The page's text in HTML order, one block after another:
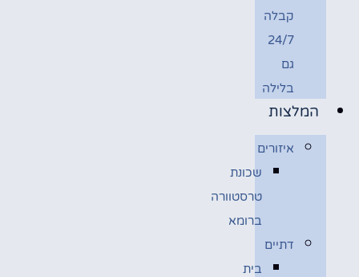
קבלה
24/7
גם
בלילה
המלצות
איזורים
שכונת
טרסטוורה
ברומא
דתיים
בית